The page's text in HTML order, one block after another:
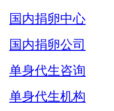
国内捐卵中心
国内捐卵公司
单身代生咨询
单身代生机构